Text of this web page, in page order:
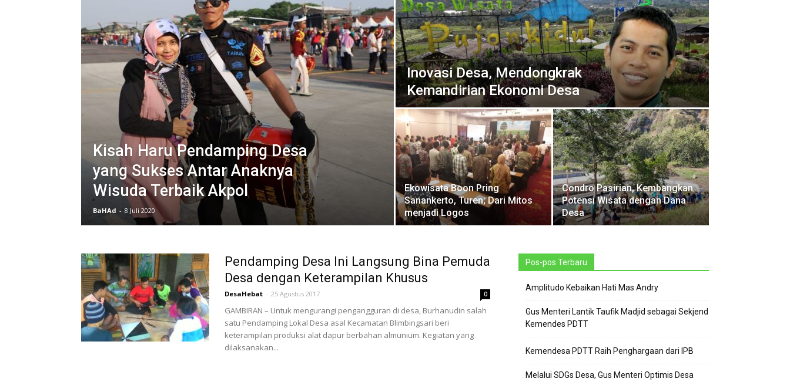
Kisah Haru Pendamping Desa
yang Sukses Antar Anaknya
Wisuda Terbaik Akpol
BaHAd - 8 Juli 2020
Inovasi Desa, Mendongkrak
Kemandirian Ekonomi Desa
Ekowisata Boon Pring
Sanankerto, Turen; Dari Mitos
menjadi Logos
Condro Pasirian, Kembangkan
Potensi Wisata dengan Dana
Desa
Pendamping Desa Ini Langsung Bina Pemuda
Desa dengan Keterampilan Khusus
DesaHebat - 25 Agustus 2017 0
GAMBIRAN – Untuk mengurangi pengangguran di desa, Burhanudin salah
satu Pendamping Lokal Desa asal Kecamatan Blimbingsari beri
keterampilan produksi alat dapur berbahan almunium. Kegiatan yang
dilaksanakan...
Pos-pos Terbaru
Amplitudo Kebaikan Hati Mas Andry
Gus Menteri Lantik Taufik Madjid sebagai Sekjend
Kemendes PDTT
Kemendesa PDTT Raih Penghargaan dari IPB
Melalui SDGs Desa, Gus Menteri Optimis Desa